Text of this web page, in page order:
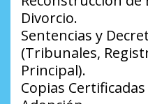
Divorcio.
Sentencias y
(Tribunales,
Principal).
Copias